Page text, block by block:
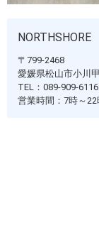
NORTHSHORE
〒799-2468
愛媛県松山市小川
TEL： 089-909-6116
営業時間：7時～22